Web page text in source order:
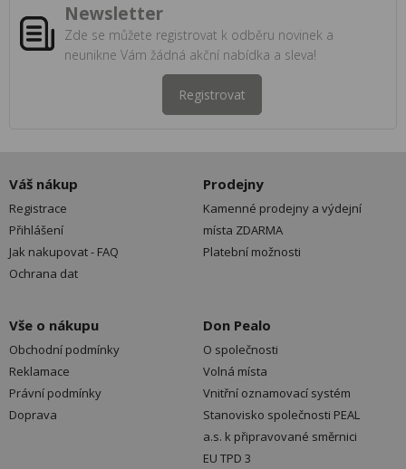
Newsletter
Zde se můžete registrovat k odběru novinek a
neunikne Vám žádná akční nabídka a sleva!
Registrovat
Váš nákup
Registrace
Přihlášení
Jak nakupovat - FAQ
Ochrana dat
Prodejny
Kamenné prodejny a výdejní
místa ZDARMA
Platební možnosti
Vše o nákupu
Obchodní podmínky
Reklamace
Právní podmínky
Doprava
Don Pealo
O společnosti
Volná místa
Vnitřní oznamovací systém
Stanovisko společnosti PEAL
a.s. k připravované směrnici
EU TPD 3